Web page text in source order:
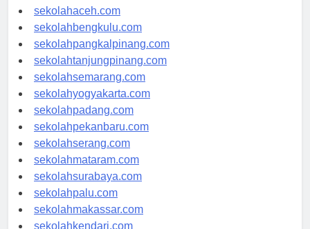
sekolahmedan.com
sekolahaceh.com
sekolahbengkulu.com
sekolahpangkalpinang.com
sekolahtanjungpinang.com
sekolahsemarang.com
sekolahyogyakarta.com
sekolahpadang.com
sekolahpekanbaru.com
sekolahserang.com
sekolahmataram.com
sekolahsurabaya.com
sekolahpalu.com
sekolahmakassar.com